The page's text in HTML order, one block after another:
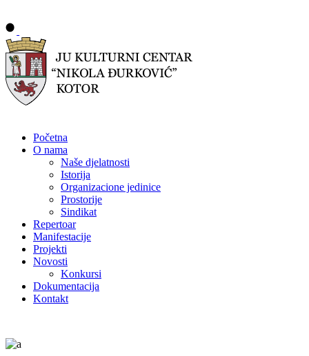
Početna
O nama
Naše djelatnosti
Istorija
Organizacione jedinice
Prostorije
Sindikat
Repertoar
Manifestacije
Projekti
Novosti
Konkursi
Dokumentacija
Kontakt